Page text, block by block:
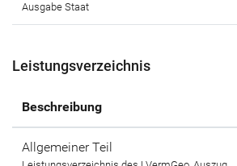
Ausgabe Staat
Leistungsverzeichnis
Beschreibung
Allgemeiner Teil